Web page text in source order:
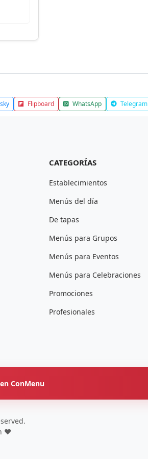
Flipboard WhatsApp Telegram
CATEGORÍAS
Establecimientos
Menús del día
De tapas
Menús para Grupos
Menús para Eventos
Menús para Celebraciones
Promociones
Profesionales
ConMenu
❤️